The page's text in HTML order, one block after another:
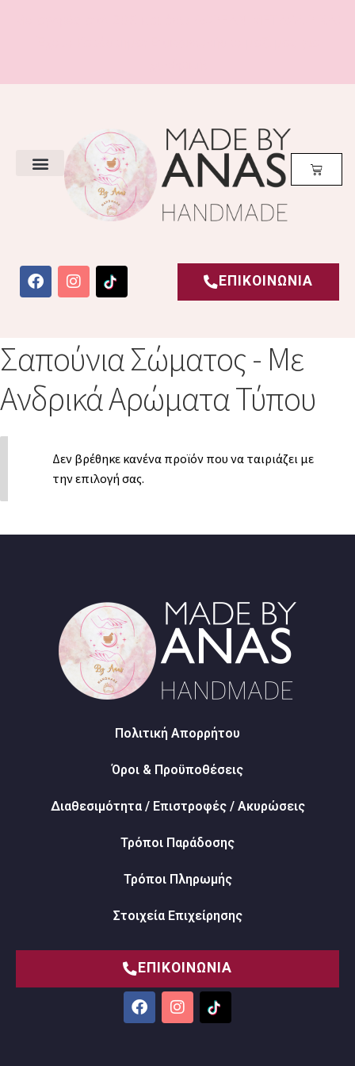
ΕΠΙΚΟΙΝΩΝΙΑ
Σαπούνια Σώματος - Με
Ανδρικά Αρώματα Τύπου
Δεν βρέθηκε κανένα προϊόν που να ταιριάζει με
την επιλογή σας.
Πολιτική Απορρήτου
Όροι & Προϋποθέσεις
Διαθεσιμότητα / Επιστροφές / Ακυρώσεις
Τρόποι Παράδοσης
Τρόποι Πληρωμής
Στοιχεία Επιχείρησης
ΕΠΙΚΟΙΝΩΝΙΑ